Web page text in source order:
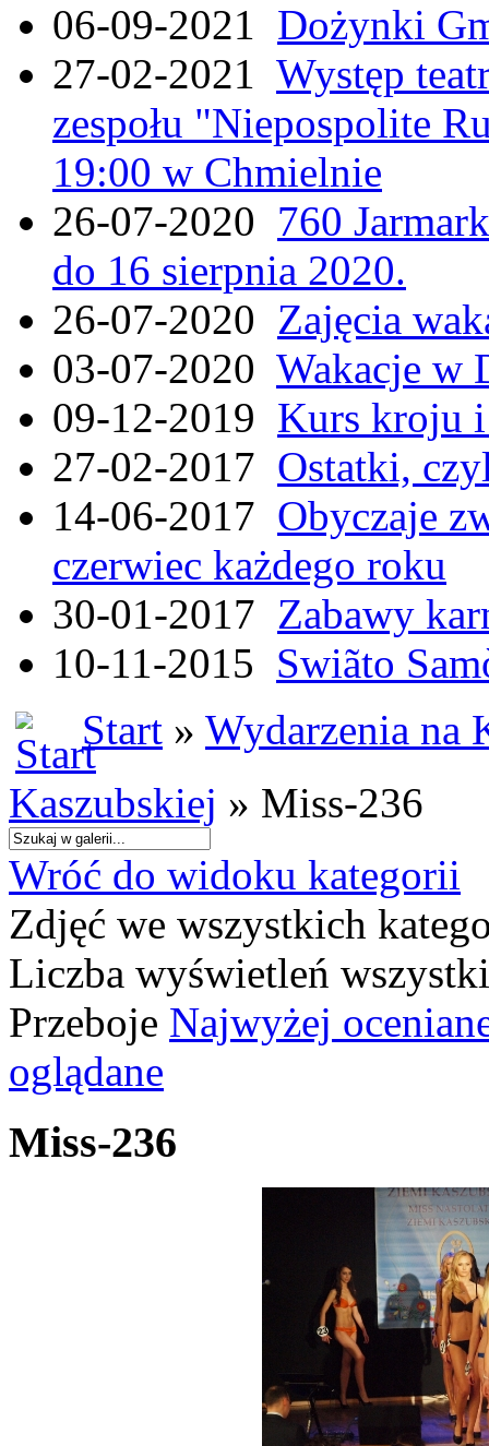
06-09-2021 Dożynki
27-02-2021 Występ
zespołu "Niepospolite
19:00 w Chmielnie
26-07-2020 760
do 16 sierpnia 2020.
26-07-2020 Zajęcia
03-07-2020 Wakacje w
09-12-2019 Kurs kroju i
27-02-2017 Ostatki,
14-06-2017 Obyczaje
czerwiec każdego roku
30-01-2017 Zabawy
10-11-2015 Swiãto
Start » Wydarzenia na
Kaszubskiej » Miss-236
Wróć do widoku kategorii
Zdjęć we wszystkich
Liczba wyświetleń
Przeboje Najwyżej
oglądane
Miss-236